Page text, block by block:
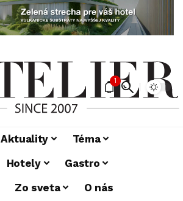
1
Aktuality
Téma
Hotely
Gastro
Zo sveta
O nás